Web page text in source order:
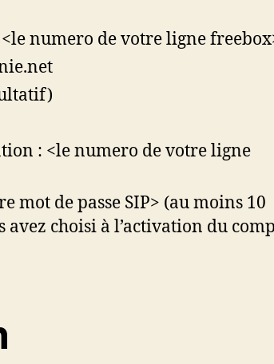
numero de votre ligne
: <le numero de votre ligne
mot de passe SIP> (au moins 10
avez choisi à l’activation du